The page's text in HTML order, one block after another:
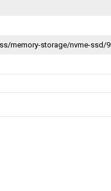
memory-storage/nvme-ssd/